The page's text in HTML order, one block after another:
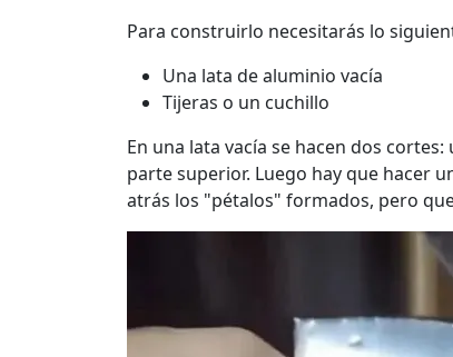
Para construirlo necesitarás lo
Una lata de aluminio vacía
Tijeras o un cuchillo
En una lata vacía se hacen dos
parte superior. Luego hay que hacer
atrás los "pétalos" formados, pero